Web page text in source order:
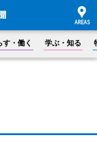
す・働く 学ぶ・知る